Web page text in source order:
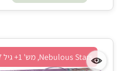
Nebulous Stars, מש' 1+ גיל 7+